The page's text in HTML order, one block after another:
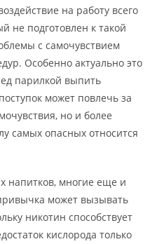
на работу всего
не подготовлен к такой
с самочувствием
Особенно актуально это
парилкой выпить
может повлечь за
но и более
самых опасных относится
напитков, многие еще и
может вызывать
никотин способствует
кислорода только